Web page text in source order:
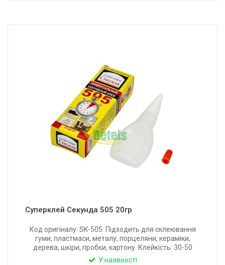
Суперклей Секунда 505 20гр
Код оригіналу: SK-505. Підходить для склеювання
гуми, пластмаси, металу, порцеляни, кераміки,
дерева, шкіри, пробки, картону. Клейкість: 30-50
CPS. Вага: 20 грам. Первинний час склеювання — 3-
У наявності